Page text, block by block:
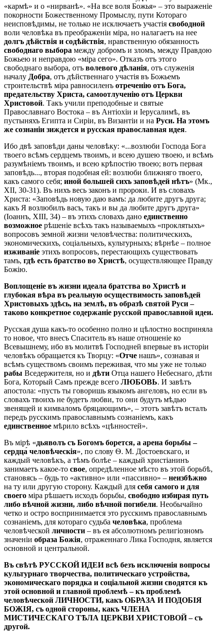
«кармѣ» и о «нирванѣ». «На все воля Божья» – это выраженіе
покорности Божественному Промыслу, пути Котораго
неисповѣдимы, не только не исключаетъ участія свободной
воли человѣка въ преображеніи міра, но налагаетъ на нее
долгъ дѣйствія и содѣйствія, нравственную обязанность
свободнаго выбора между добромъ и зломъ, между Правдою
Божьею и неправдою «міра сего». Отказъ отъ этого
свободнаго выбора, отъ волевого дѣланія, отъ служенія
началу Добра, отъ дѣйственнаго участія въ Божьемъ
строительствѣ міра равносиленъ отреченію отъ Бога,
предательству Христа, самоотлученію отъ Церкви
Христовой. Такъ учили преподобные и святые
Православнаго Востока – въ Антіохіи и Іерусалимѣ, въ
пустыняхъ Египта и Сиріи, въ Византіи и на Руси. На этомъ
же сознаніи зиждется и русская православная идея.
Ибо двѣ заповѣди даны человѣку: «...возлюби Господа Бога
твоего всѣмъ сердцемъ твоимъ, и всею душею твоею, и всѣмъ
разумѣніемъ твоимъ, и всею крѣпостію твоею; вотъ первая
заповѣдь..., вторая подобная ей: возлюби ближняго твоего,
какъ самого себя; иной большей сихъ заповѣдей нѣтъ» (Мк.,
XII, 30-31). Въ нихъ весь законъ и пророки. И въ словахъ
Христа: «Заповѣдь новую даю вамъ: да любите другъ друга;
какъ Я возлюбилъ васъ, такъ и вы да любите другъ друга»
(Іоаннъ, XIII, 34) – въ этихъ словахъ дано единственно
возможное рѣшеніе всѣхъ такъ называемыхъ «проклятыхъ»
вопросовъ земной жизни человѣчества: политическихъ,
экономическихъ, соціальныхъ, культурныхъ; вѣрнѣе – полное
изживаніе этихъ вопросовъ, перестающихъ существовать
тамъ, гдѣ есть братство во Христѣ, осуществляющее Правду
Божію.
Воплощеніе въ жизни идеала братства во Христѣ и
глубокая вѣра въ реальную осуществимость заповѣдей
Христовыхъ здѣсь, на землѣ, въ образѣ святой Руси –
таково конкретное содержаніе русской православной идеи.
Русская душа какъ-то особенно полно и цѣлостно восприняла
то новое, что внесъ Спаситель въ наше отношеніе ко
Всевышнему, ибо въ молитвѣ Господней впервые въ исторіи
человѣкъ обращается къ Творцу: «Отче нашъ», сознавая и
всѣмъ существомъ своимъ переживая, что мы уже не только
рабы Вседержителя, но и дѣти Отца нашего Небеснаго, дѣти
Бога, Который Самъ прежде всего ЛЮБОВЬ. И завѣтъ
апостола: «пусть ты говоришь языкомъ ангеловъ, но если въ
словахъ твоихъ не будетъ любви, то они будутъ мѣдью
звенящей и кимваломъ бряцающимъ», – этотъ завѣтъ всталъ
передъ русскимъ православнымъ сознаніемъ, какъ
единственное мѣрило всѣхъ «цѣнностей».
Въ мірѣ «дьяволъ съ Богомъ борется, а арена борьбы –
сердца́ человѣческія», по слову Ѳ. М. Достоевскаго, и
каждый человѣкъ, а тѣмъ болѣе – каждый христіанинъ
занимаетъ какое-то свое, опредѣленное мѣсто въ этой борьбѣ,
становясь – будь то «активно» или «пассивно» – неизбѣжно
на ту или другую сторону. Каждый для себя самого и для
своего міра рѣшаетъ исходъ борьбы, свободно избирая путь
либо вѣчной жизни, либо вѣчной погибели. Необычайно
четко и остро воспринимается это русскимъ православнымъ
сознаніемъ, для котораго судьба человѣка, проблема
человѣческой личности – въ ея абсолютномъ религіозномъ
значеніи образа Божія, отраженнаго Лика Господня, является
основной и центральной.
Въ свѣтѣ РУССКОЙ ИДЕИ всѣ безъ исключенія вопросы
культурнаго творчества, политическаго устройства,
экономическаго порядка и соціальной жизни сводятся къ
этой основной и главной проблемѣ – къ проблемѣ
человѣческой ЛИЧНОСТИ, какъ ОБРАЗА И ПОДОБІЯ
БОЖІЯ, съ одной стороны, какъ ЧЛЕНА
МИСТИЧЕСКАГО ТѢЛА ЦЕРКВИ ХРИСТОВОЙ – съ
другой.